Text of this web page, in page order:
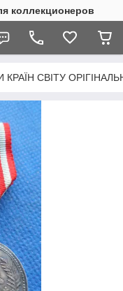
коллекционеров
СВІТУ